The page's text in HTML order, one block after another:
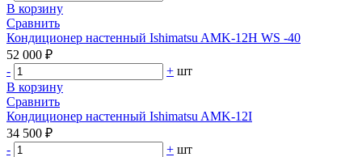
В корзину
Сравнить
Кондиционер настенный Ishimatsu AMK-12H WS -40
52 000 ₽
-
+ шт
В корзину
Сравнить
Кондиционер настенный Ishimatsu AMK-12I
34 500 ₽
-
+ шт